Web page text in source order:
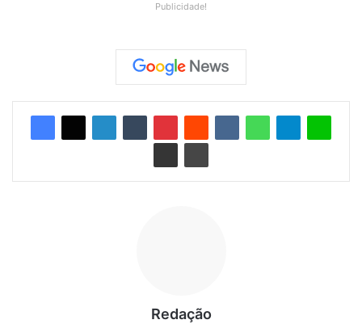
Publicidade!
Redação